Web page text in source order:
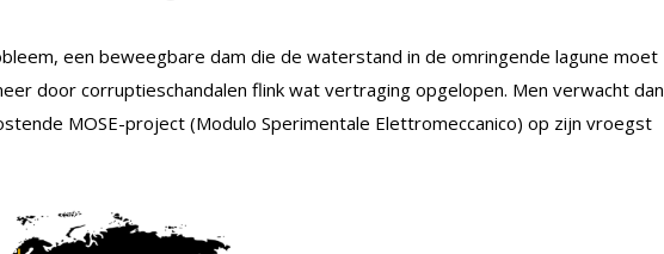
een beweegbare dam die de waterstand in de omringende lagune moet
door corruptieschandalen flink wat vertraging opgelopen. Men verwacht dan
MOSE-project (Modulo Sperimentale Elettromeccanico) op zijn vroegst